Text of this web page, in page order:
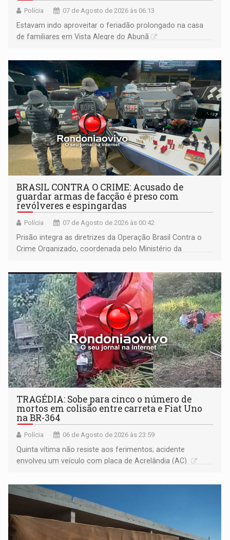
Polícia 07 de Agosto de 2026 às 06:13
Estavam indo aproveitar o feriadão prolongado na casa
de familiares em Vista Alegre do Abunã
BRASIL CONTRA O CRIME: Acusado de
guardar armas de facção é preso com
revólveres e espingardas
Polícia 07 de Agosto de 2026 às 00:42
Prisão integra as diretrizes da Operação Brasil Contra o
Crime Organizado, coordenada pelo Ministério da
TRAGÉDIA: Sobe para cinco o número de
mortos em colisão entre carreta e Fiat Uno
na BR-364
Polícia 06 de Agosto de 2026 às 23:59
Quinta vítima não resiste aos ferimentos; acidente
envolveu um veículo com placa de Acrelândia (AC)